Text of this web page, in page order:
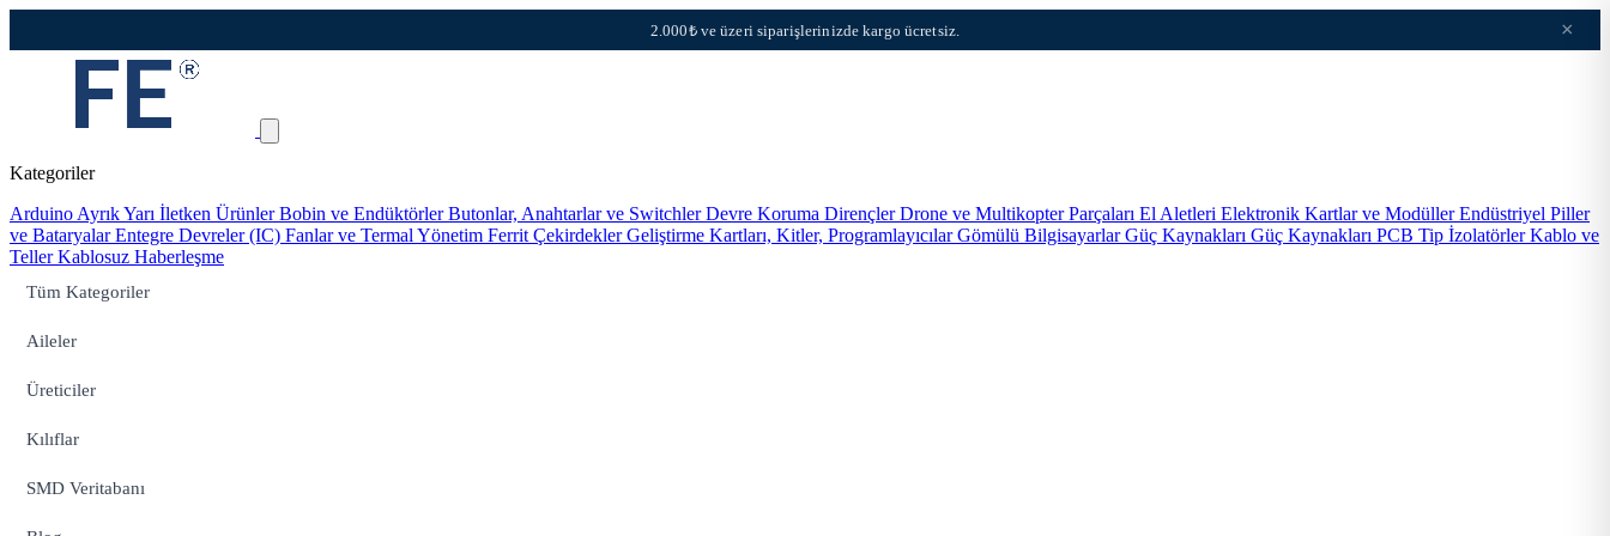
2.000₺ ve üzeri siparişlerinizde kargo ücretsiz. ×
Kategoriler
Arduino Ayrık Yarı İletken ÜrünlerBobin ve EndüktörlerButonlar, Anahtarlar ve SwitchlerDevre Koruma DirençlerDrone ve Multikopter Parçaları El Aletleri Elektronik Kartlar ve ModüllerEndüstriyel Piller
ve BataryalarEntegre Devreler (IC) Fanlar ve Termal Yönetim Ferrit ÇekirdeklerGeliştirme Kartları, Kitler, ProgramlayıcılarGömülü BilgisayarlarGüç Kaynakları Güç Kaynakları PCB Tip İzolatörlerKablo ve
TellerKablosuz Haberleşme
Tüm Kategoriler
Aileler
Üreticiler
Kılıflar
SMD Veritabanı